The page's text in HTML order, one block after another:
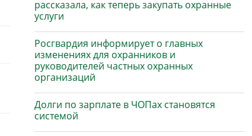
рассказала, как теперь закупать охранные
услуги
Росгвардия информирует о главных
изменениях для охранников и
руководителей частных охранных
организаций
Долги по зарплате в ЧОПах становятся
системой